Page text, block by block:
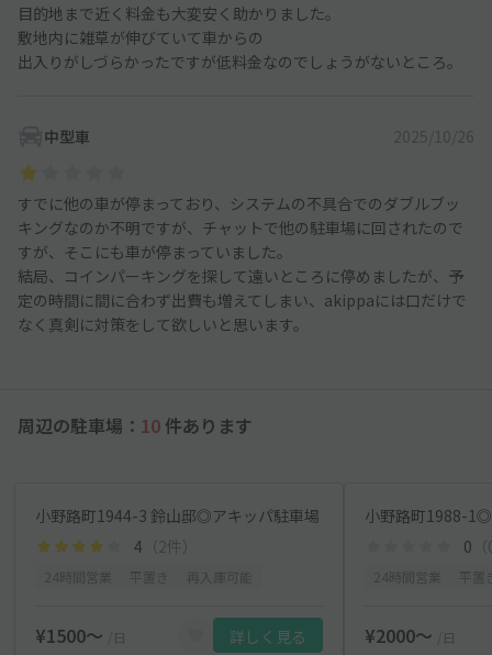
目的地まで近く料金も大変安く助かりました。
敷地内に雑草が伸びていて車からの
出入りがしづらかったですが低料金なのでしょうがないところ。
中型車 2025/10/26
すでに他の車が停まっており、システムの不具合でのダブルブッ
キングなのか不明ですが、チャットで他の駐車場に回されたので
すが、そこにも車が停まっていました。
結局、コインパーキングを探して遠いところに停めましたが、予
定の時間に間に合わず出費も増えてしまい、akippaには口だけで
なく真剣に対策をして欲しいと思います。
周辺の駐車場： 10 件あります
小野路町1944-3 鈴山邸◎アキッパ駐車場
4 （2件）
¥1500〜 /日 詳しく見る
小野路町1988-
0
¥2000〜 /日